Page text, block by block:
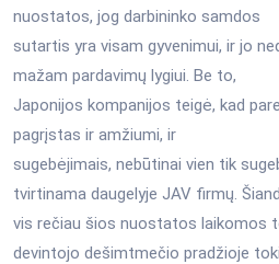
nuostatos, jog darbininko samdos
sutartis yra visam gyvenimui, ir jo
mažam pardavimų lygiui. Be to,
Japonijos kompanijos teigė, kad
pagrįstas ir amžiumi, ir
sugebėjimais, nebūtinai vien tik
tvirtinama daugelyje JAV firmų.
vis rečiau šios nuostatos laikomos
devintojo dešimtmečio pradžioje